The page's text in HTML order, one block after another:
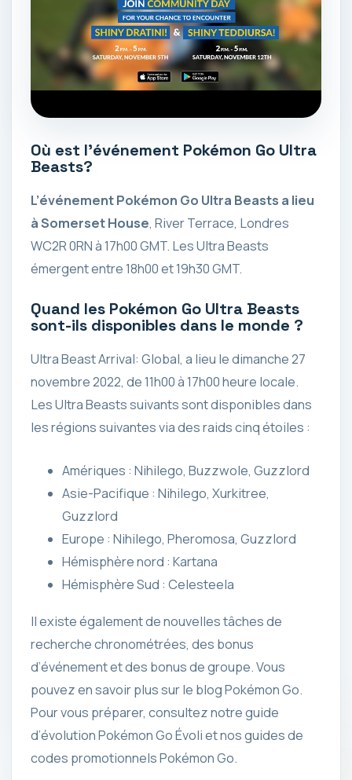
Où est l’événement Pokémon Go Ultra
Beasts?
L’événement Pokémon Go Ultra Beasts a lieu
à Somerset House, River Terrace, Londres
WC2R 0RN à 17h00 GMT. Les Ultra Beasts
émergent entre 18h00 et 19h30 GMT.
Quand les Pokémon Go Ultra Beasts
sont-ils disponibles dans le monde ?
Ultra Beast Arrival: Global, a lieu le dimanche 27
novembre 2022, de 11h00 à 17h00 heure locale.
Les Ultra Beasts suivants sont disponibles dans
les régions suivantes via des raids cinq étoiles :
Amériques : Nihilego, Buzzwole, Guzzlord
Asie-Pacifique : Nihilego, Xurkitree,
Guzzlord
Europe : Nihilego, Pheromosa, Guzzlord
Hémisphère nord : Kartana
Hémisphère Sud : Celesteela
Il existe également de nouvelles tâches de
recherche chronométrées, des bonus
d’événement et des bonus de groupe. Vous
pouvez en savoir plus sur le blog Pokémon Go.
Pour vous préparer, consultez notre guide
d’évolution Pokémon Go Évoli et nos guides de
codes promotionnels Pokémon Go.